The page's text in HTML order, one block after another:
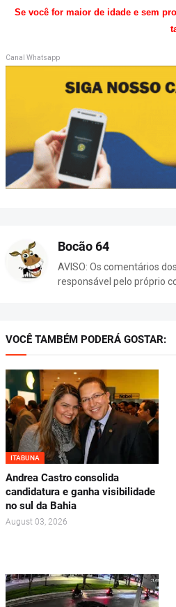
Se você for maior de idade e sem
Canal Whatsapp
Bocão 64
AVISO: Os comentários
responsável pelo próprio
VOCÊ TAMBÉM PODERÁ GOSTAR:
ITABUNA
Andrea Castro consolida
candidatura e ganha visibilidade
no sul da Bahia
August 03, 2026